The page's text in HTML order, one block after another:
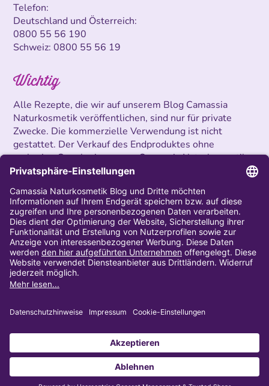
Telefon:
Deutschland und Österreich:
0800 55 56 190
Schweiz:0800 55 56 19
Wichtig
Alle Rezepte, die wir auf unserem Blog Camassia
Naturkosmetik veröffentlichen, sind nur für private
Zwecke. Die kommerzielle Verwendung ist nicht
gestattet. Der Verkauf des Endproduktes ohne
vorherige Genehmigung von Camassia Naturkosmetik
ist untersagt.
Impressum
Widerrufsbelehrung
Copyright 2023 | Alle Rechte vorbehalten